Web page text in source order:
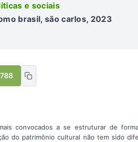
e sociais
brasil, são carlos, 2023
convocados a se estruturar de
do patrimônio cultural não tem sido